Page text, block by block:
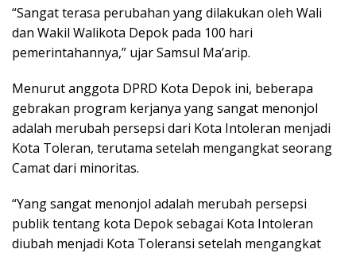
“Sangat terasa perubahan yang dilakukan oleh Wali
dan Wakil Walikota Depok pada 100 hari
pemerintahannya,” ujar Samsul Ma’arip.
Menurut anggota DPRD Kota Depok ini, beberapa
gebrakan program kerjanya yang sangat menonjol
adalah merubah persepsi dari Kota Intoleran menjadi
Kota Toleran, terutama setelah mengangkat seorang
Camat dari minoritas.
“Yang sangat menonjol adalah merubah persepsi
publik tentang kota Depok sebagai Kota Intoleran
diubah menjadi Kota Toleransi setelah mengangkat